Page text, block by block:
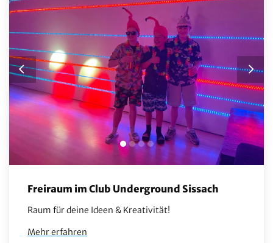
Freiraum im Club Underground Sissach
Raum für deine Ideen & Kreativität!
Mehr erfahren